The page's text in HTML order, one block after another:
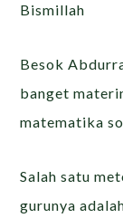
Bismillah
Besok
banget
matematika
Salah satu
gurunya